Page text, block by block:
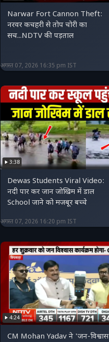
Narwar Fort Cannon Theft:
नरवर कचहरी से तोप चोरी का
सच...NDTV की पड़ताल
अगस्त 07, 2026 16:35 pm IST
3:38
Dewas Students Viral Video:
नदी पार कर जान जोखिम में डाल
School जाने को मजबूर बच्चे
अगस्त 07, 2026 16:20 pm IST
4:24
CM Mohan Yadav ने 'जन-विश्वास